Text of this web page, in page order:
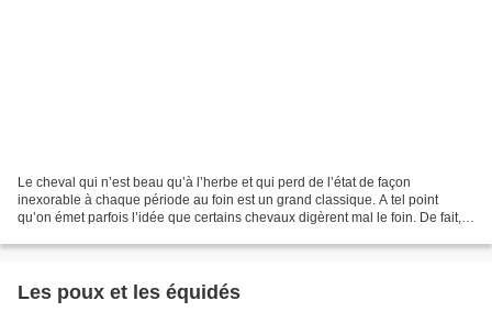
Le cheval qui n’est beau qu’à l’herbe et qui perd de l’état de façon
inexorable à chaque période au foin est un grand classique. A tel point
qu’on émet parfois l’idée que certains chevaux digèrent mal le foin. De fait, il
Les poux et les équidés